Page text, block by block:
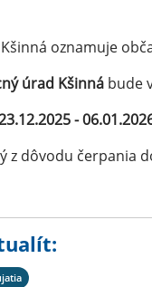
oznamuje
úrad Kšinnábude
-
z dôvodu čerpania